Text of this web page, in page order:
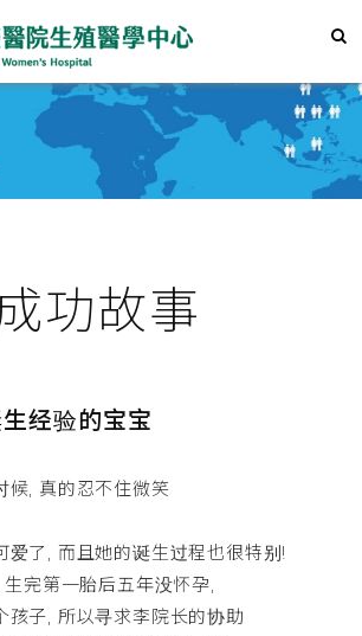
功故事
经验的宝宝
候, 真的忍不住微笑
爱了, 而且她的诞生过程也很特别!
完第一胎后五年没怀孕,
孩子, 所以寻求李院长的协助